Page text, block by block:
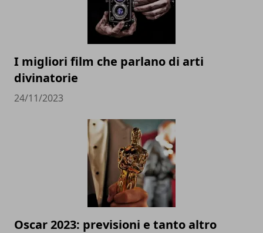
I migliori film che parlano di arti
divinatorie
24/11/2023
Oscar 2023: previsioni e tanto altro